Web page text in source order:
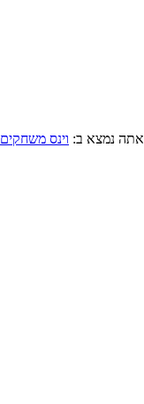
אתה נמצא ב: וינס משחקים